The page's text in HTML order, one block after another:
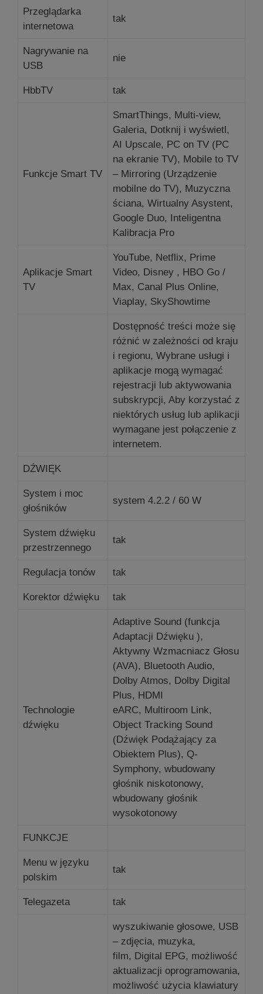
Przeglądarka
internetowa
tak
Nagrywanie na
USB
nie
HbbTV tak
Funkcje Smart TV
SmartThings, Multi-view,
Galeria, Dotknij i wyświetl,
AI Upscale, PC on TV (PC
na ekranie TV), Mobile to TV
– Mirroring (Urządzenie
mobilne do TV), Muzyczna
ściana, Wirtualny Asystent,
Google Duo, Inteligentna
Kalibracja Pro
Aplikacje Smart
TV
YouTube, Netflix, Prime
Video, Disney , HBO Go /
Max, Canal Plus Online,
Viaplay, SkyShowtime
Dostępność treści może się
różnić w zależności od kraju
i regionu, Wybrane usługi i
aplikacje mogą wymagać
rejestracji lub aktywowania
subskrypcji, Aby korzystać z
niektórych usług lub aplikacji
wymagane jest połączenie z
internetem.
DŹWIĘK
System i moc
głośników
system 4.2.2 / 60 W
System dźwięku
przestrzennego
tak
Regulacja tonów tak
Korektor dźwięku tak
Technologie
dźwięku
Adaptive Sound (funkcja
Adaptacji Dźwięku ),
Aktywny Wzmacniacz Głosu
(AVA), Bluetooth Audio,
Dolby Atmos, Dolby Digital
Plus, HDMI
eARC, Multiroom Link,
Object Tracking Sound
(Dźwięk Podążający za
Obiektem Plus), Q-
Symphony, wbudowany
głośnik niskotonowy,
wbudowany głośnik
wysokotonowy
FUNKCJE
Menu w języku
polskim
tak
Telegazeta tak
wyszukiwanie głosowe, USB
– zdjęcia, muzyka,
film, Digital EPG, możliwość
aktualizacji oprogramowania,
możliwość użycia klawiatury